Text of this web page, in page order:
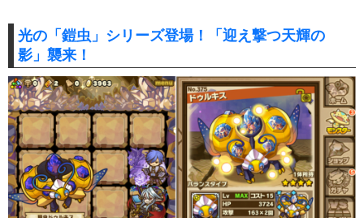
光の「鎧虫」シリーズ登場！「迎え撃つ天輝の
影」襲来！